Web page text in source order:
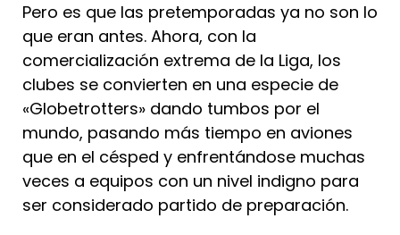
Pero es que las pretemporadas ya no son lo
que eran antes. Ahora, con la
comercialización extrema de la Liga, los
clubes se convierten en una especie de
«Globetrotters» dando tumbos por el
mundo, pasando más tiempo en aviones
que en el césped y enfrentándose muchas
veces a equipos con un nivel indigno para
ser considerado partido de preparación.